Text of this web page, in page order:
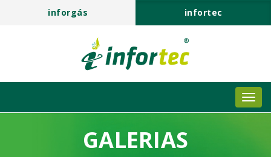
inforgás infortec
GALERIAS